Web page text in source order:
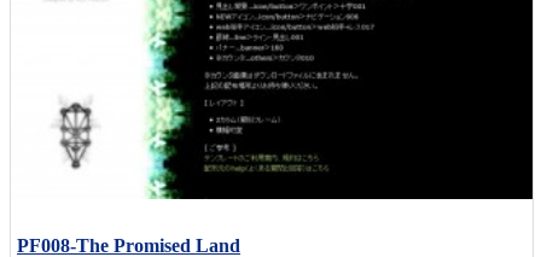
PF008-The Promised Land